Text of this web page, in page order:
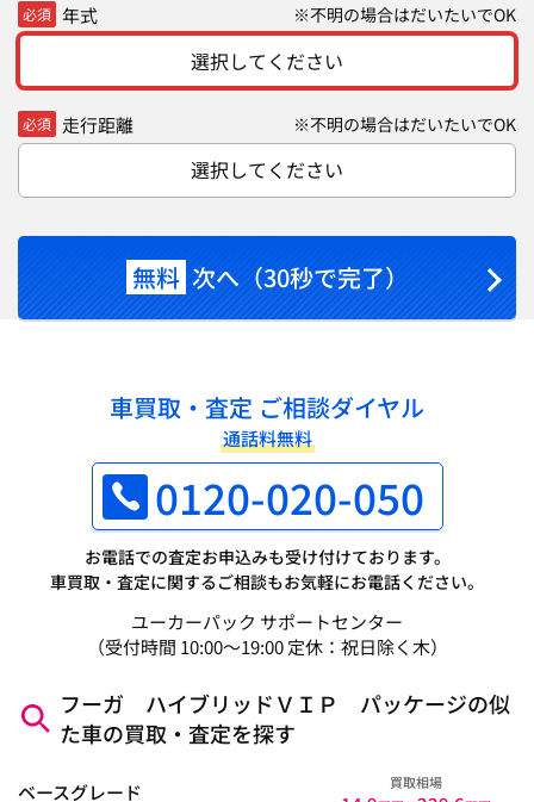
必須 年式 ※不明の場合はだいたいでOK
選択してください
必須 走行距離 ※不明の場合はだいたいでOK
選択してください
無料 次へ（30秒で完了）
車買取・査定 ご相談ダイヤル
通話料無料
0120-020-050
お電話での査定お申込みも受け付けております。
車買取・査定に関するご相談もお気軽にお電話ください。
ユーカーパック サポートセンター
（受付時間 10:00～19:00 定休：祝日除く木）
フーガ ハイブリッドＶＩＰ パッケージの似
た車の買取・査定を探す
ベースグレード 買取相場